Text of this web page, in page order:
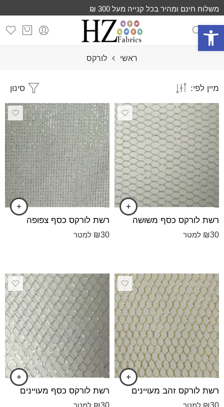
פתח סרגל נגישות
משלוח חינם ומהיר בכל קנייה מעל 300 ₪
ראשי לורקס
סינון מיין לפי:
רשת לורקס כסף משושה
₪30 למטר
רשת לורקס כסף צפופה
₪30 למטר
רשת לורקס זהב מעויינים
₪30
רשת לורקס כסף מעויינים
₪30